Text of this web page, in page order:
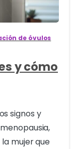
de óvulos
y cómo
signos y
mujer que